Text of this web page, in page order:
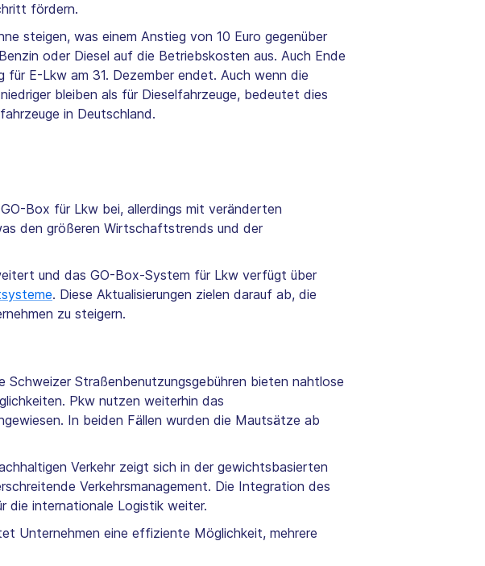
fördern.
steigen, was einem Anstieg von 10 Euro gegenüber
oder Diesel auf die Betriebskosten aus. Auch Ende
E-Lkw am 31. Dezember endet. Auch wenn die
bleiben als für Dieselfahrzeuge, bedeutet dies
in Deutschland.
Box für Lkw bei, allerdings mit veränderten
den größeren Wirtschaftstrends und der
und das GO-Box-System für Lkw verfügt über
. Diese Aktualisierungen zielen darauf ab, die
zu steigern.
Straßenbenutzungsgebühren bieten nahtlose
Pkw nutzen weiterhin das
In beiden Fällen wurden die Mautsätze ab
Verkehr zeigt sich in der gewichtsbasierten
Verkehrsmanagement. Die Integration des
die internationale Logistik weiter.
Unternehmen eine effiziente Möglichkeit, mehrere